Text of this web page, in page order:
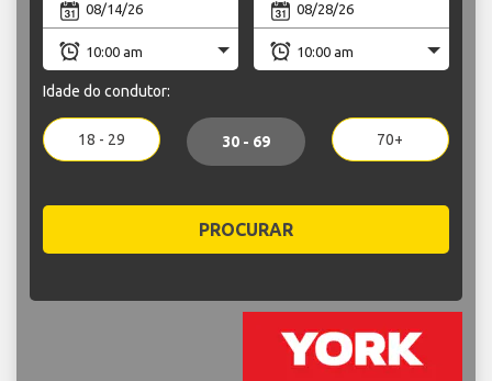
Idade do condutor:
18 - 29 30 - 69 70+
PROCURAR